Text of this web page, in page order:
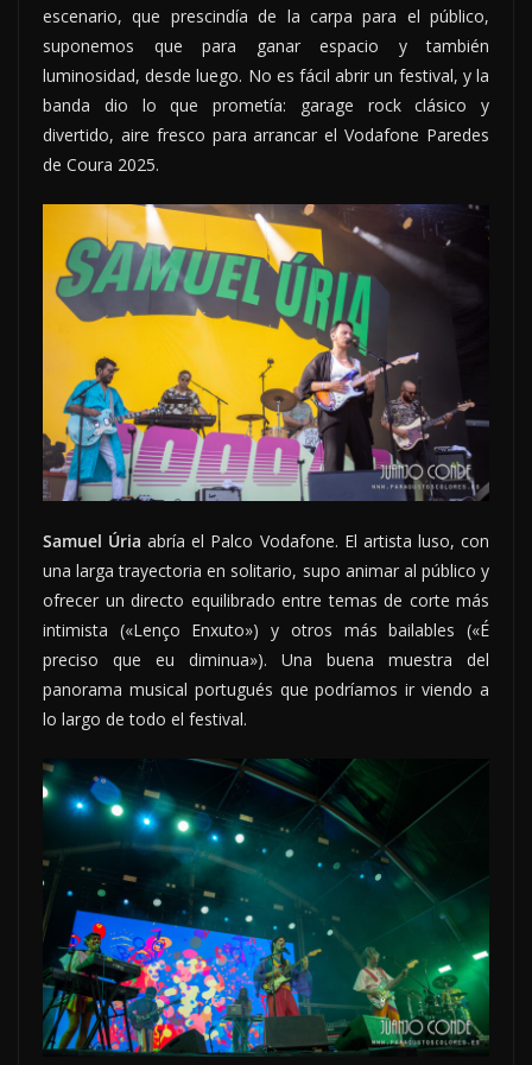
escenario, que prescindía de la carpa para el público,
suponemos que para ganar espacio y también
luminosidad, desde luego. No es fácil abrir un festival, y la
banda dio lo que prometía: garage rock clásico y
divertido, aire fresco para arrancar el Vodafone Paredes
de Coura 2025.
Samuel Úria abría el Palco Vodafone. El artista luso, con
una larga trayectoria en solitario, supo animar al público y
ofrecer un directo equilibrado entre temas de corte más
intimista («Lenço Enxuto») y otros más bailables («É
preciso que eu diminua»). Una buena muestra del
panorama musical portugués que podríamos ir viendo a
lo largo de todo el festival.